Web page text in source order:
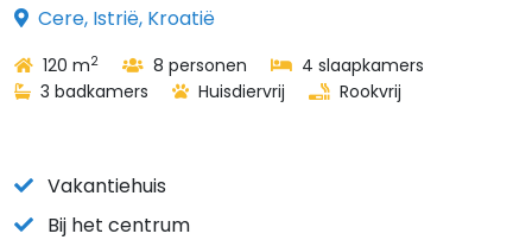
Cere, Istrië, Kroatië
120 m2 8 personen
4 slaapkamers
3 badkamers
Huisdiervrij Rookvrij
Vakantiehuis
Bij het centrum